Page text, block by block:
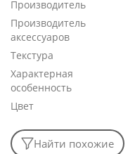
Производитель
Производитель
аксессуаров
Текстура
Характерная
особенность
Цвет
Найти похожие